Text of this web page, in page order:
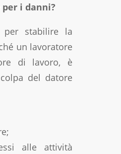
i danni?
stabilire la
un lavoratore
di lavoro, è
del datore
alle attività